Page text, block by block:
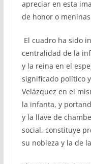
apreciar en esta
de honor o
El cuadro ha sido
centralidad de la
y la reina en el
significado político
Velázquez en el
la infanta, y
y la llave de
social, constituye
su nobleza y la de